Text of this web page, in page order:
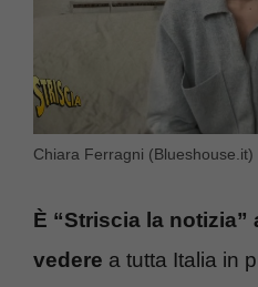
Chiara Ferragni (Blueshouse.it)
È “Striscia la notizia”
vedere a tutta Italia in